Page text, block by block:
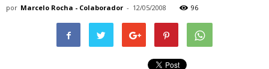
por Marcelo Rocha - Colaborador - 12/05/2008 96